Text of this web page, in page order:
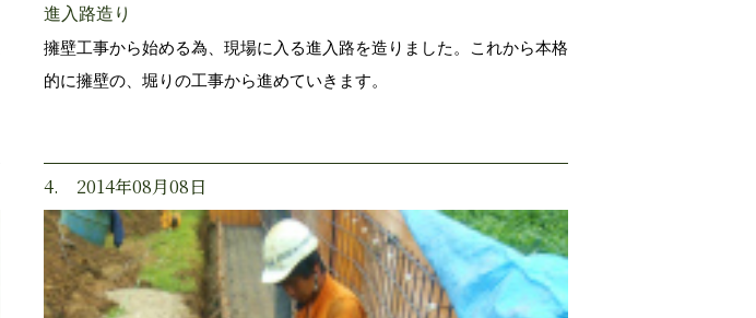
進入路造り
擁壁工事から始める為、現場に入る進入路を造りました。これから本格
的に擁壁の、堀りの工事から進めていきます。
4. 2014年08月08日